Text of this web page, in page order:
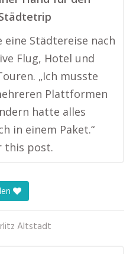
eine Städtereise nach
Flug, Hotel und
„Ich musste
Plattformen
hatte alles
in einem Paket.“
this post.
Altstadt